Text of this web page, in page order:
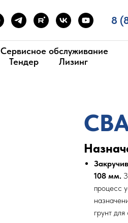
8
Сервисное обслуживание
Тендер Лизинг
108 мм.
процесс
грунт